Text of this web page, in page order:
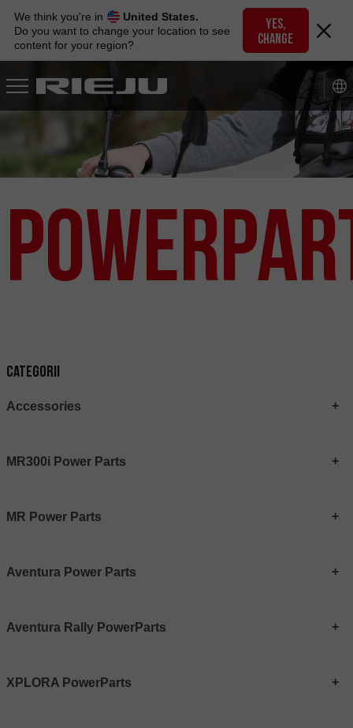
navigation
content
We think you're in
United States.
Do you want to change your location to see
content for your region?
YES,
CHANGE
Categorii
Accessories
MR300i Power Parts
MR Power Parts
Aventura Power Parts
Aventura Rally PowerParts
XPLORA PowerParts